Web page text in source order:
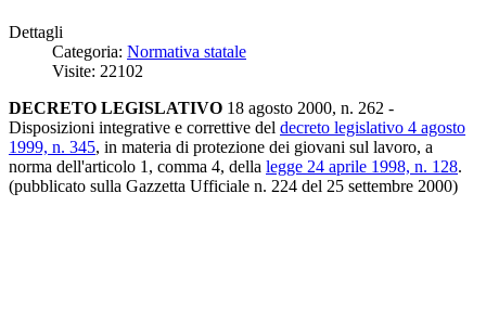
Dettagli
Categoria: Normativa statale
Visite: 22102
DECRETO LEGISLATIVO 18 agosto 2000, n. 262 -
Disposizioni integrative e correttive del decreto legislativo 4 agosto
1999, n. 345, in materia di protezione dei giovani sul lavoro, a
norma dell'articolo 1, comma 4, della legge 24 aprile 1998, n. 128.
(pubblicato sulla Gazzetta Ufficiale n. 224 del 25 settembre 2000)